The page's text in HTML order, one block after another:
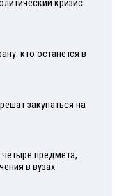
кризис
кто останется в
закупаться на
предмета,
в вузах